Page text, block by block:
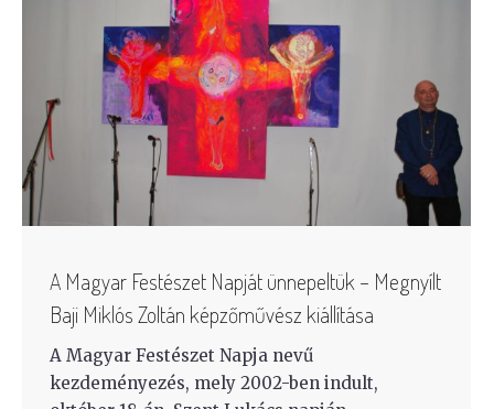
A Magyar Festészet Napját ünnepeltük – Megnyílt
Baji Miklós Zoltán képzőművész kiállítása
A Magyar Festészet Napja nevű
kezdeményezés, mely 2002-ben indult,